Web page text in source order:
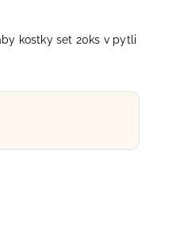
kostky set 20ks v pytli